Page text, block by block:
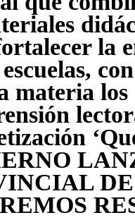
la
materia